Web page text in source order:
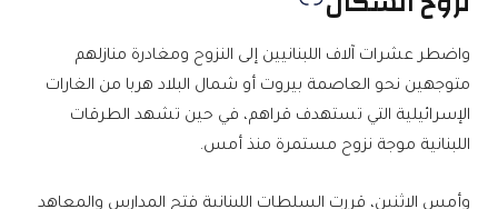
واضطر عشرات آلاف اللبنانيين إلى النزوح ومغادرة منازلهم
متوجهين نحو العاصمة بيروت أو شمال البلاد هربا من الغارات
الإسرائيلية التي تستهدف قراهم، في حين تشهد الطرقات
اللبنانية موجة نزوح مستمرة منذ أمس.
وأمس الاثنين، قررت السلطات اللبنانية فتح المدارس والمعاهد